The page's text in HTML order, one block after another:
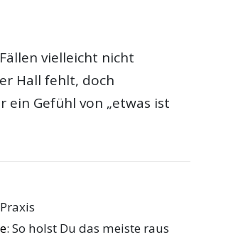
vielleicht nicht
Hall fehlt, doch
Gefühl von „etwas ist
: So holst Du das meiste raus